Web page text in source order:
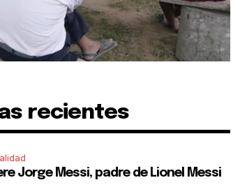
recientes
Jorge Messi, padre de Lionel Messi